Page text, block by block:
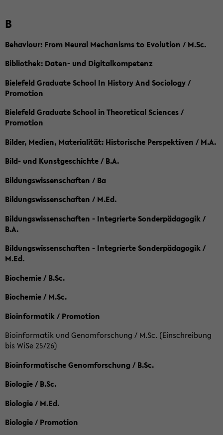
B
Behaviour: From Neural Mechanisms to Evolution / M.Sc.
Bibliothek: Daten- und Digitalkompetenz
Bielefeld Graduate School In History And Sociology /
Promotion
Bielefeld Graduate School in Theoretical Sciences /
Promotion
Bilder, Medien, Materialität: Historische Perspektiven / M.A.
Bild- und Kunstgeschichte / B.A.
Bildungswissenschaften / Ba
Bildungswissenschaften / M.Ed.
Bildungswissenschaften - Integrierte Sonderpädagogik /
B.A.
Bildungswissenschaften - Integrierte Sonderpädagogik /
M.Ed.
Biochemie / B.Sc.
Biochemie / M.Sc.
Bioinformatik / Promotion
Bioinformatik und Genomforschung / M.Sc. (Einschreibung
bis WiSe 25/26)
Bioinformatische Genomforschung / B.Sc.
Biologie / B.Sc.
Biologie / M.Ed.
Biologie / Promotion